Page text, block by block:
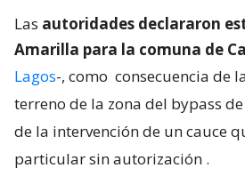
Las autoridades declararon
Amarilla para la comuna de
Lagos-, como consecuencia de
terreno de la zona del bypass
de la intervención de un cauce
particular sin autorización .